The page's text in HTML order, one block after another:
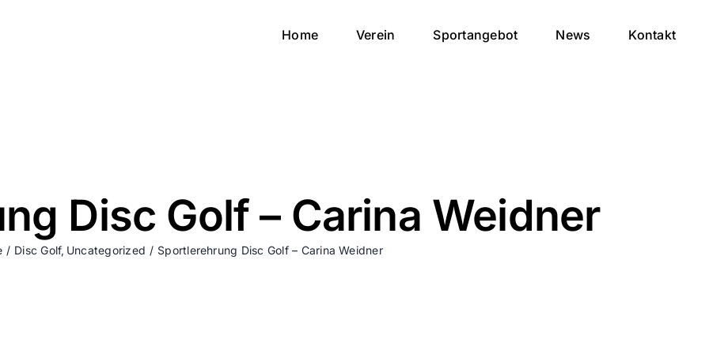
Home Verein Sportangebot News Kontakt
Disc Golf – Carina Weidner
Disc Golf Uncategorized Sportlerehrung Disc Golf – Carina Weidner